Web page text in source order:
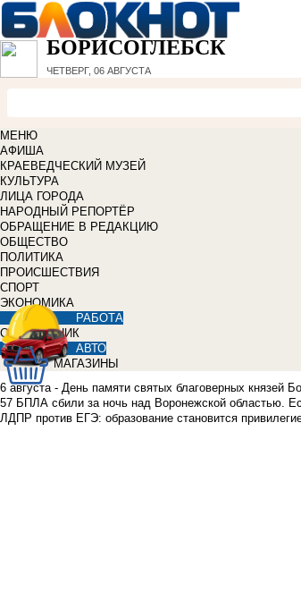
БОРИСОГЛЕБСК
ЧЕТВЕРГ, 06 АВГУСТА
МЕНЮ
АФИША
КРАЕВЕДЧЕСКИЙ МУЗЕЙ
КУЛЬТУРА
ЛИЦА ГОРОДА
НАРОДНЫЙ РЕПОРТЁР
ОБРАЩЕНИЕ В РЕДАКЦИЮ
ОБЩЕСТВО
ПОЛИТИКА
ПРОИСШЕСТВИЯ
СПОРТ
ЭКОНОМИКА
РАБОТА
СПРАВОЧНИК
АВТО
МАГАЗИНЫ
6 августа - День памяти святых благоверных князей
57 БПЛА сбили за ночь над Воронежской областью.
ЛДПР против ЕГЭ: образование становится